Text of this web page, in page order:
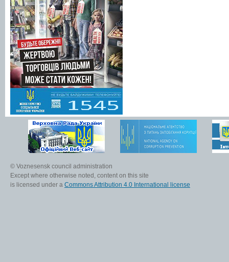
© Voznesensk council administration
Except where otherwise noted, content on this site
is licensed under a Commons Attribution 4.0 International license